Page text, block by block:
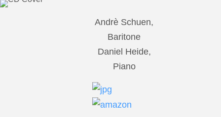
Andrè Schuen,
Baritone
Daniel Heide,
Piano